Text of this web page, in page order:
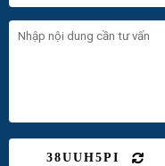
38UUH5PI